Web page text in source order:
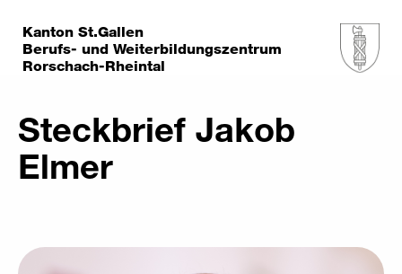
Kanton St.Gallen
Berufs- und Weiterbildungszentrum
Rorschach-Rheintal
Steckbrief Jakob
Elmer